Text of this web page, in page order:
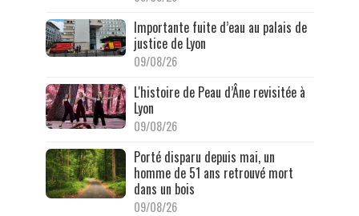
Importante fuite d’eau au palais de
justice de Lyon
09/08/26
L'histoire de Peau d’Âne revisitée à
Lyon
09/08/26
Porté disparu depuis mai, un
homme de 51 ans retrouvé mort
dans un bois
09/08/26